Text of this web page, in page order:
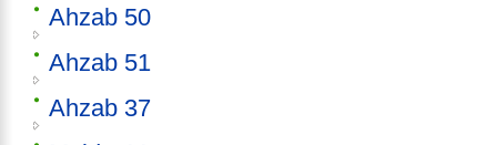
Ahzab 50
Ahzab 51
Ahzab 37